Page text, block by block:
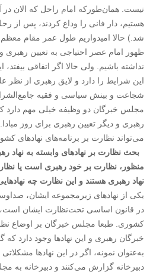
نیست. همان‌طورکه امام راحل که الان
هستیم، دار فانی را وداع کردند، پس از
شد.) حالا امیدواریم طول عمر مقام معظم
ظهور امام عصر احتیاجی به تعیین رهبری
نداشته باشیم. ولی حالا اگر اتفاقی
این شرایط را دارد و لایق رهبری از نظر
شجاعت و بینش سیاسی و فقیه
مجلس خبرگان دو وظیفه خیلی مهم دارد
رهبری و دیگر تعیین رهبری برای روز
می‌تواند نظارت بر برنامه‌های نهادهای
بحث نظارت بر نهادهای وابسته به نهاد
منظور، نظارت بر خود رهبری است یا
نهاد رهبری هستند و این نظارت چه
یکی از نهادهای زیرمجموعه ایشان،
در قانون اساسی تحت‌نظارت ایشان
کشوری. طبعا مجلس خبرگان بر اوضاع
خبرگان رهبری و این نهادها وجود دارد که
به‌عنوان نمونه، اگر در این نهادها
دبیرخانه گزارش می‌کنند و دبیرخانه به